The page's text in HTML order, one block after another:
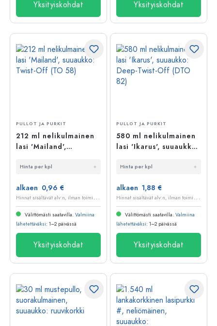
Yksityiskohdat Yksityiskohdat
PULLOT JA PURKIT
212 ml nelikulmainen
lasi 'Mailand',
(TO 58)
Hinta per kpl
alkaen 0,96 €
H
innat sisältävät alv:n, ilman toimituskuluja
Välittömästi saatavilla. Valmiina
lähetettäväksi: 1–2 päivässä
Yksityiskohdat
PULLOT JA PURKIT
580 ml nelikulmainen
lasi 'Ikarus', suuaukko:
82)
Hinta per kpl
alkaen 1,88 €
H
innat sisältävät alv:n, ilman toimituskuluja
Välittömästi saatavilla. Valmiina
lähetettäväksi: 1–2 päivässä
Yksityiskohdat